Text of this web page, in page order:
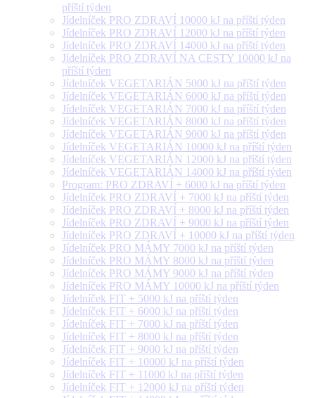
příští týden
Jídelníček PRO ZDRAVÍ 10000 kJ na příští týden
Jídelníček PRO ZDRAVÍ 12000 kJ na příští týden
Jídelníček PRO ZDRAVÍ 14000 kJ na příští týden
Jídelníček PRO ZDRAVÍ NA CESTY 10000 kJ na
příští týden
Jídelníček VEGETARIÁN 5000 kJ na příští týden
Jídelníček VEGETARIÁN 6000 kJ na příští týden
Jídelníček VEGETARIÁN 7000 kJ na příští týden
Jídelníček VEGETARIÁN 8000 kJ na příští týden
Jídelníček VEGETARIÁN 9000 kJ na příští týden
Jídelníček VEGETARIÁN 10000 kJ na příští týden
Jídelníček VEGETARIÁN 12000 kJ na příští týden
Jídelníček VEGETARIÁN 14000 kJ na příští týden
Program: PRO ZDRAVÍ + 6000 kJ na příští týden
Jídelníček PRO ZDRAVÍ + 7000 kJ na příští týden
Jídelníček PRO ZDRAVÍ + 8000 kJ na příští týden
Jídelníček PRO ZDRAVÍ + 9000 kJ na příští týden
Jídelníček PRO ZDRAVÍ + 10000 kJ na příští týden
Jídelníček PRO MÁMY 7000 kJ na příští týden
Jídelníček PRO MÁMY 8000 kJ na příští týden
Jídelníček PRO MÁMY 9000 kJ na příští týden
Jídelníček PRO MÁMY 10000 kJ na příští týden
Jídelníček FIT + 5000 kJ na příští týden
Jídelníček FIT + 6000 kJ na příští týden
Jídelníček FIT + 7000 kJ na příští týden
Jídelníček FIT + 8000 kJ na příští týden
Jídelníček FIT + 9000 kJ na příští týden
Jídelníček FIT + 10000 kJ na příští týden
Jídelníček FIT + 11000 kJ na příští týden
Jídelníček FIT + 12000 kJ na příští týden